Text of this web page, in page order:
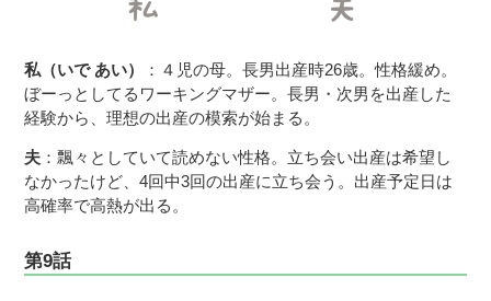
私（いで あい）
：４児の母。長男出産時26歳。性格緩め。
ぼーっとしてるワーキングマザー。長男・次男を出産した
経験から、理想の出産の模索が始まる。
夫 ：飄々としていて読めない性格。立ち会い出産は希望し
なかったけど、4回中3回の出産に立ち会う。出産予定日は
高確率で高熱が出る。
第9話